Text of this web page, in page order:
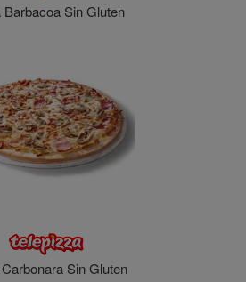
Barbacoa Sin Gluten
Sin Gluten